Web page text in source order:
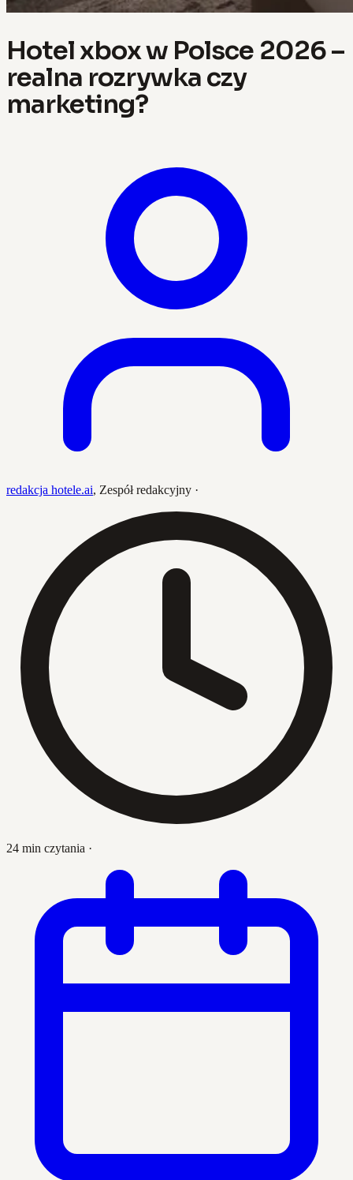
Hotel xbox w Polsce 2026 –
realna rozrywka czy
marketing?
redakcja hotele.ai, Zespół redakcyjny ·
24 min czytania ·